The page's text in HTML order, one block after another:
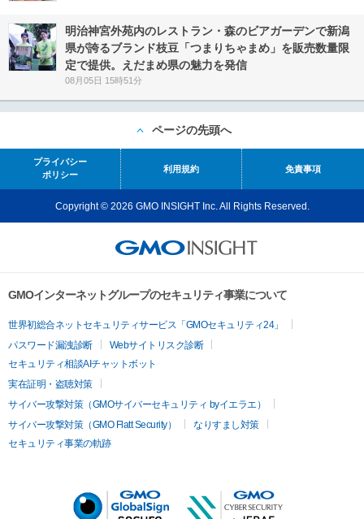
明治神宮外苑内のレストラン・森のビアガーデンで新潟
県が誇るブランド枝豆「つまりちゃまめ」を販売数量限
定で提供。えだまめ県の魅力を発信
08月05日 15時51分
ページの先頭へ
プライバシー
ポリシー
利用規約 免責事項
Copyright © 2026 GMO INSIGHT Inc. All Rights Reserved.
GMOインターネットグループのセキュリティ事業について
世界初総合ネットセキュリティサービス「GMOセキュリティ24」
パスワード漏洩診断
Webサイトリスク診断
セキュリティ相談AIチャットボット
実在証明・盗聴対策
サイバー攻撃対策（GMOサイバーセキュリティ byイエラエ）
サイバー攻撃対策（GMO Flatt Security）
なりすまし対策
セキュリティ事業の軌跡